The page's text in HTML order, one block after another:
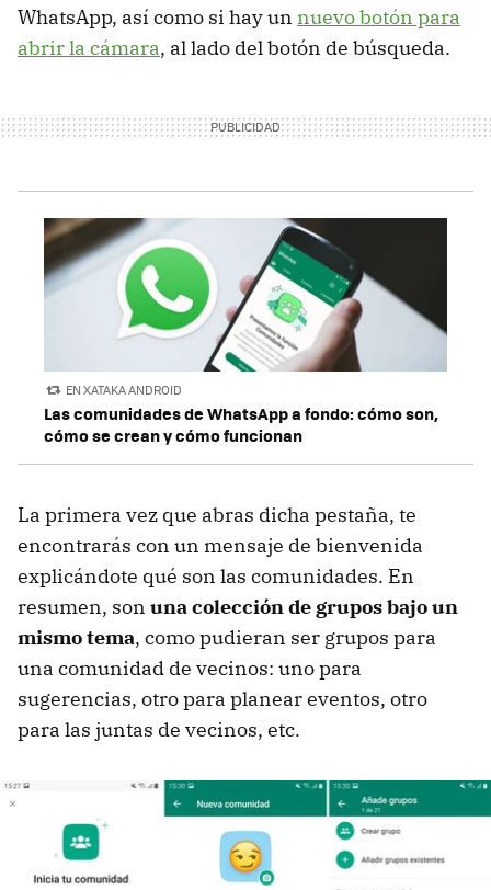
WhatsApp, así como si hay un nuevo botón para
abrir la cámara, al lado del botón de búsqueda.
EN XATAKA ANDROID
Las comunidades de WhatsApp a fondo: cómo son,
cómo se crean y cómo funcionan
La primera vez que abras dicha pestaña, te
encontrarás con un mensaje de bienvenida
explicándote qué son las comunidades. En
resumen, son una colección de grupos bajo un
mismo tema, como pudieran ser grupos para
una comunidad de vecinos: uno para
sugerencias, otro para planear eventos, otro
para las juntas de vecinos, etc.